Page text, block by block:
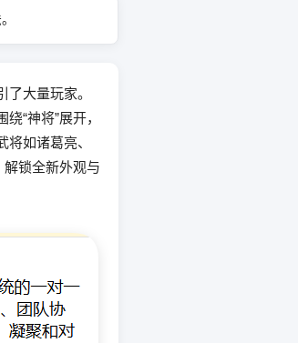
大量玩家。
“神将”展开，
如诸葛亮、
锁全新外观与